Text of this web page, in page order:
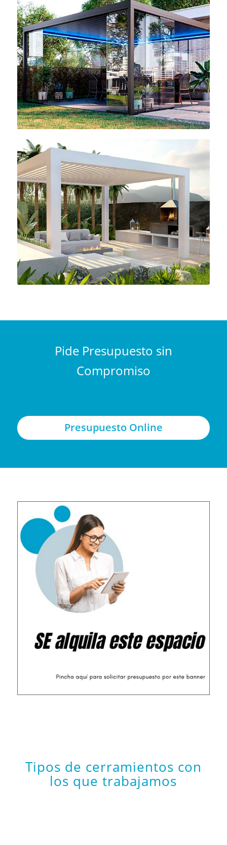
Pide Presupuesto sin
Compromiso
Presupuesto Online
Tipos de cerramientos con
los que trabajamos